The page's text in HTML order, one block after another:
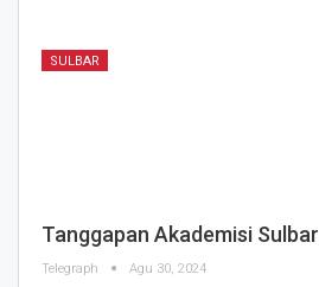
SULBAR
Tanggapan Akademisi Sulbar
Telegraph Agu 30, 2024